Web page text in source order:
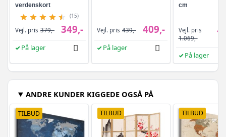
verdenskort
(15)
Vejl. pris 379,- 349,-
På lager
Vejl. pris 439,- 409,-
På lager
cm
Vejl. pris
1.069,-
På lager
ANDRE KUNDER KIGGEDE OGSÅ PÅ
TILBUD TILBUD TILBUD